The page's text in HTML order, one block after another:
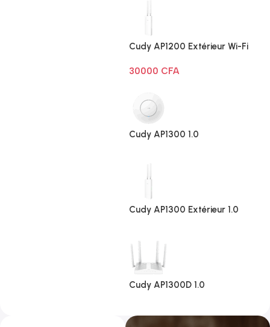
Cudy AP1200 Extérieur Wi-Fi
30000 CFA
Cudy AP1300 1.0
Cudy AP1300 Extérieur 1.0
Cudy AP1300D 1.0